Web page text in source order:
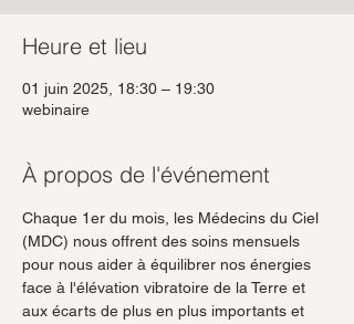
Heure et lieu
01 juin 2025, 18:30 – 19:30
webinaire
À propos de l'événement
Chaque 1er du mois, les Médecins du Ciel
(MDC) nous offrent des soins mensuels
pour nous aider à équilibrer nos énergies
face à l'élévation vibratoire de la Terre et
aux écarts de plus en plus importants et